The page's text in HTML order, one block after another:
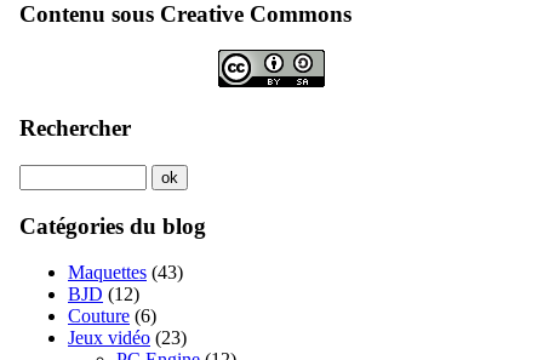
Contenu sous Creative Commons
Rechercher
Catégories du blog
Maquettes (43)
BJD (12)
Couture (6)
Jeux vidéo (23)